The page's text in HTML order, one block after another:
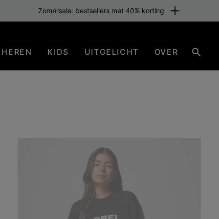
Zomersale: bestsellers met 40% korting
HEREN KIDS UITGELICHT OVER